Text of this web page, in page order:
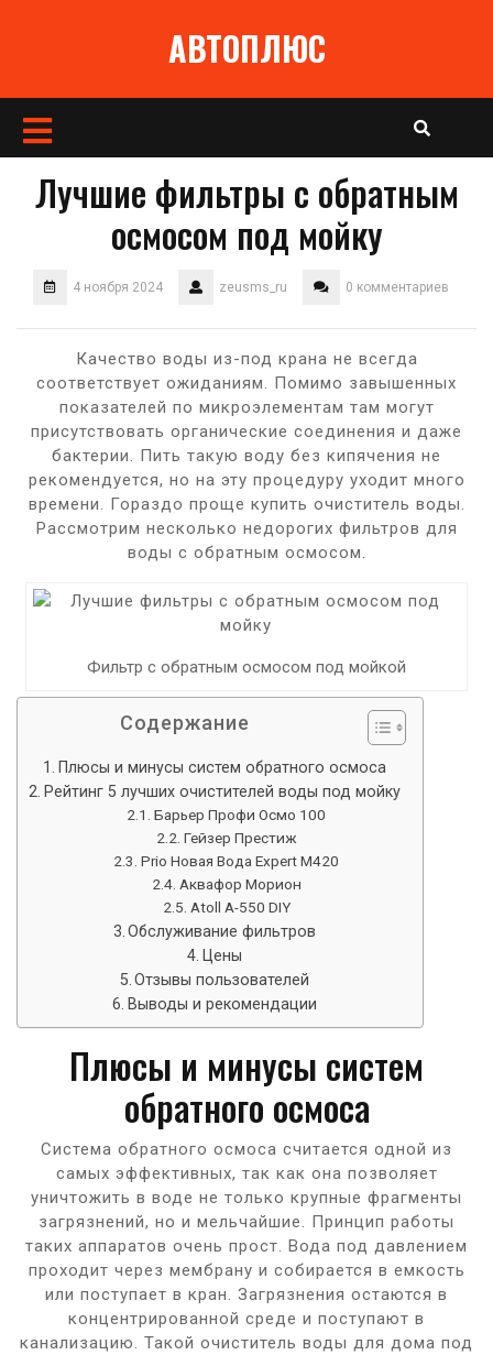
АВТОПЛЮС
Кнопка
Открыть
Лучшие фильтры с обратным
осмосом под мойку
4 ноября 2024 zeusms_ru 0 комментариев
Качество воды из-под крана не всегда
соответствует ожиданиям. Помимо завышенных
показателей по микроэлементам там могут
присутствовать органические соединения и даже
бактерии. Пить такую воду без кипячения не
рекомендуется, но на эту процедуру уходит много
времени. Гораздо проще купить очиститель воды.
Рассмотрим несколько недорогих фильтров для
воды с обратным осмосом.
Фильтр с обратным осмосом под мойкой
Содержание
Плюсы и минусы систем обратного осмоса
Рейтинг 5 лучших очистителей воды под мойку
Барьер Профи Осмо 100
Гейзер Престиж
Prio Новая Вода Expert M420
Аквафор Морион
Atoll A-550 DIY
Обслуживание фильтров
Цены
Отзывы пользователей
Выводы и рекомендации
Плюсы и минусы систем
обратного осмоса
Система обратного осмоса считается одной из
самых эффективных, так как она позволяет
уничтожить в воде не только крупные фрагменты
загрязнений, но и мельчайшие. Принцип работы
таких аппаратов очень прост. Вода под давлением
проходит через мембрану и собирается в емкость
или поступает в кран. Загрязнения остаются в
концентрированной среде и поступают в
канализацию. Такой очиститель воды для дома под